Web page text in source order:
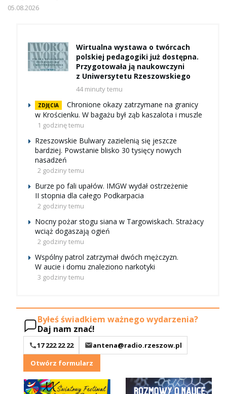
05.08.2026
Wirtualna wystawa o twórcach
polskiej pedagogiki już dostępna.
Przygotowała ją naukowczyni
z Uniwersytetu Rzeszowskiego
44 minuty temu
ZDJĘCIA
Chronione okazy zatrzymane na granicy
w Krościenku. W bagażu był ząb kaszalota i muszle
1 godzinę temu
Rzeszowskie Bulwary zazielenią się jeszcze
bardziej. Powstanie blisko 30 tysięcy nowych
nasadzeń
2 godziny temu
Burze po fali upałów. IMGW wydał ostrzeżenie
II stopnia dla całego Podkarpacia
2 godziny temu
Nocny pożar stogu siana w Targowiskach. Strażacy
wciąż dogaszają ogień
2 godziny temu
Wspólny patrol zatrzymał dwóch mężczyzn.
W aucie i domu znaleziono narkotyki
3 godziny temu
Byłeś świadkiem ważnego wydarzenia?
Daj nam znać!
17 222 22 22
antena@radio.rzeszow.pl
Otwórz formularz